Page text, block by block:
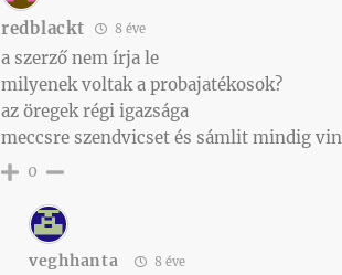
redblackt 8 éve
a szerző nem írja le
milyenek voltak a probajatékosok?
az öregek régi igazsága
meccsre szendvicset és sámlit mindig
0
veghhanta 8 éve